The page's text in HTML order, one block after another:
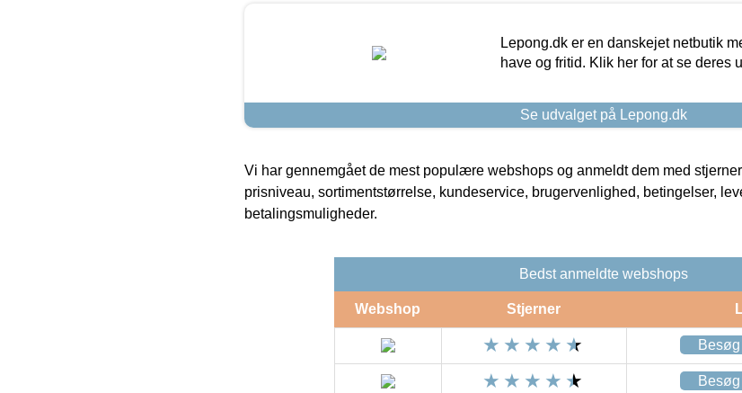
Lepong.dk er en danskejet netbutik
have og fritid. Klik her for at se deres
Se udvalget på Lepong.dk
Vi har gennemgået de mest populære webshops og anmeldt dem med
prisniveau, sortimentstørrelse, kundeservice, brugervenlighed, betingelser,
betalingsmuligheder.
Bedst anmeldte webshops
Webshop Stjerner